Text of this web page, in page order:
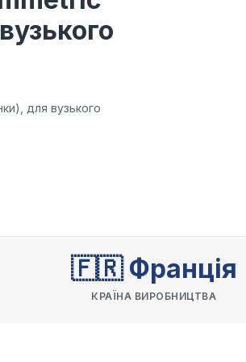
для вузького
🇫🇷 Франція
КРАЇНА ВИРОБНИЦТВА